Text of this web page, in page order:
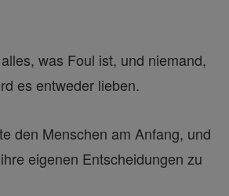
was Foul ist, und niemand,
es entweder lieben.
den Menschen am Anfang, und
eigenen Entscheidungen zu